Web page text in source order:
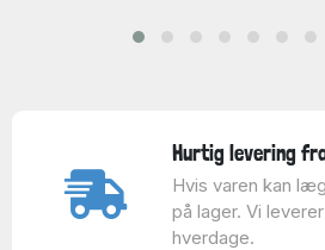
Hurtig levering
Hvis varen kan
på lager. Vi
hverdage.